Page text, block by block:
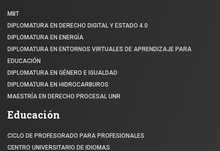
MBT
DIPLOMATURA EN DERECHO DIGITAL Y ESTADO 4.0
DIPLOMATURA EN ENERGÍA
DIPLOMATURA EN ENTORNOS VIRTUALES DE APRENDIZAJE PARA
EDUCACIÓN
DIPLOMATURA EN GÉNERO E IGUALDAD
DIPLOMATURA EN HIDROCARBUROS
MAESTRÍA EN DERECHO PROCESAL UNR
Educación
CICLO DE PROFESORADO PARA PROFESIONALES
CENTRO UNIVERSITARIO DE IDIOMAS